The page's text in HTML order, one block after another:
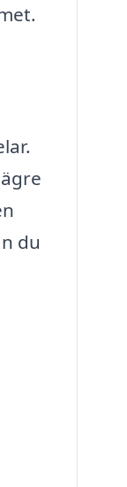
du